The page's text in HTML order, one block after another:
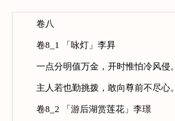
卷八
卷8_1 「咏灯」李昪
一点分明值万金，开时惟怕冷风侵。
主人若也勤挑拨，敢向尊前不尽心。
卷8_2 「游后湖赏莲花」李璟